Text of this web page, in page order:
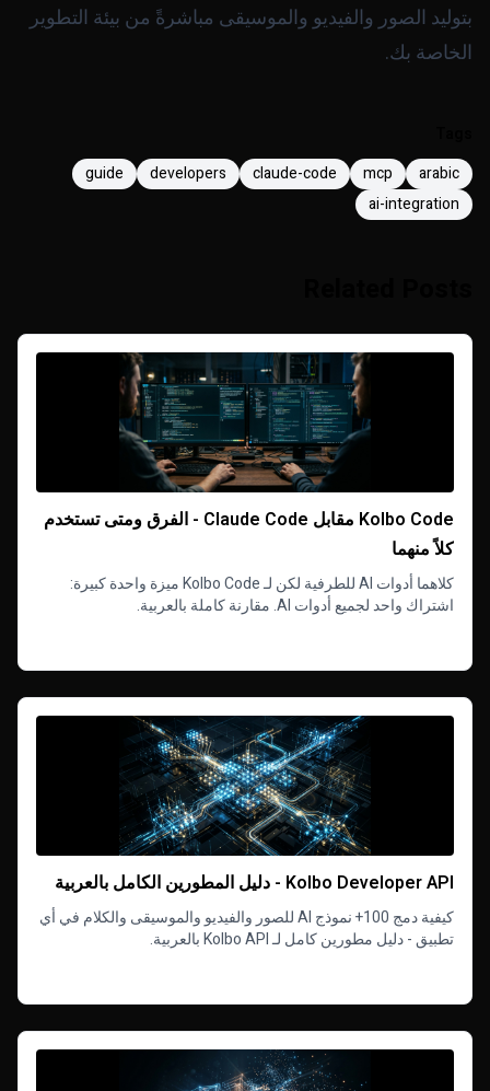
بتوليد الصور والفيديو والموسيقى مباشرةً من بيئة التطوير
الخاصة بك.
arabic
mcp
claude-code
developers
guide
ai-integration
Kolbo Code مقابل Claude Code - الفرق ومتى تستخدم
كلاً منهما
كلاهما أدوات AI للطرفية لكن لـ Kolbo Code ميزة واحدة كبيرة:
اشتراك واحد لجميع أدوات AI. مقارنة كاملة بالعربية.
Kolbo Developer API - دليل المطورين الكامل بالعربية
كيفية دمج 100+ نموذج AI للصور والفيديو والموسيقى والكلام في أي
تطبيق - دليل مطورين كامل لـ Kolbo API بالعربية.